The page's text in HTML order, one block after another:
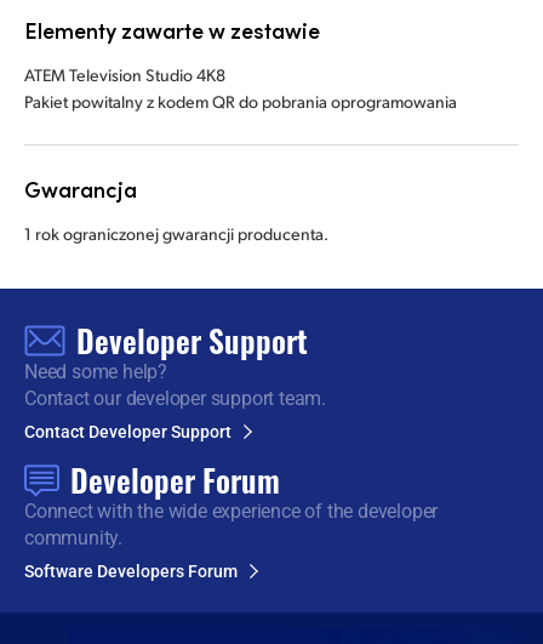
Elementy zawarte w zestawie
ATEM Television Studio 4K8
Pakiet powitalny z kodem QR do pobrania oprogramowania
Gwarancja
1 rok ograniczonej gwarancji producenta.
Developer Support
Need some help?
Contact our developer support team.
Contact Developer Support
Developer Forum
Connect with the wideexperience of the developer
community.
Software Developers Forum